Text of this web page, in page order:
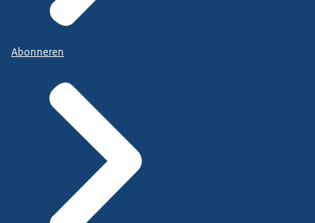
Abonneren